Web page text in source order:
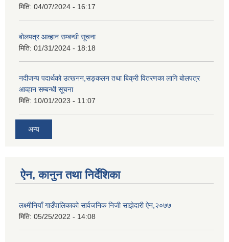
मिति: 04/07/2024 - 16:17
बोलपत्र आव्हान सम्बन्धी सूचना
मिति: 01/31/2024 - 18:18
नदीजन्य पदार्थको उत्खनन,सङ्कलन तथा बिक्री वितरणका लागि बोलपत्र
आव्हान सम्बन्धी सूचना
मिति: 10/01/2023 - 11:07
अन्य
ऐन, कानुन तथा निर्देशिका
लक्ष्मीनियाँ गाउँपालिकाको सार्वजनिक निजी साझेदारी ऐन,२०७७
मिति: 05/25/2022 - 14:08